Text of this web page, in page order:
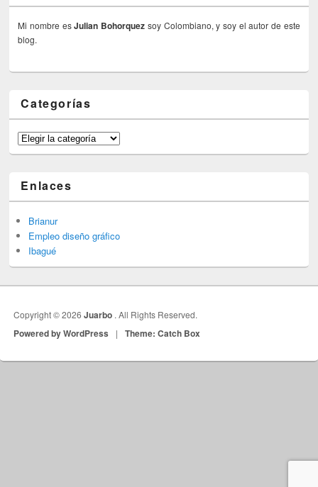
Mi nombre esJulian Bohorquez soy Colombiano, y soy el autor de este
blog.
Categorías
Categorías
Enlaces
Brianur
Empleo diseño gráfico
Ibagué
Copyright © 2026Juarbo . All Rights Reserved.
Powered by WordPress | Theme: Catch Box